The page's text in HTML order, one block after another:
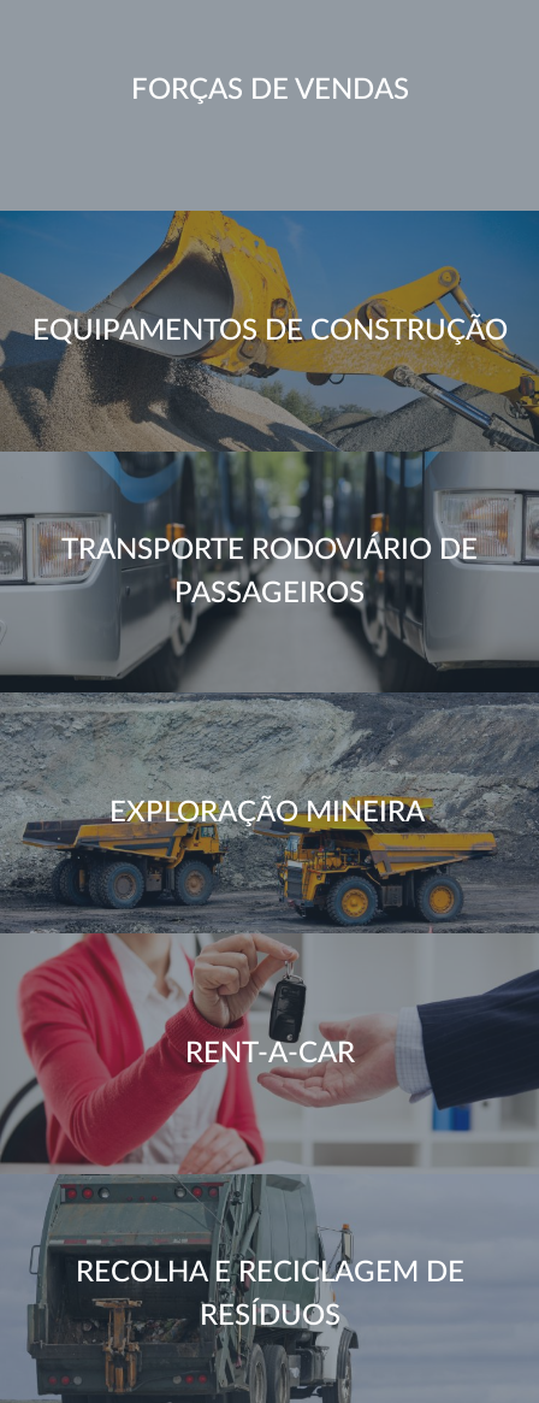
FORÇAS DE VENDAS
EQUIPAMENTOS DE CONSTRUÇÃO
TRANSPORTE RODOVIÁRIO DE
PASSAGEIROS
EXPLORAÇÃO MINEIRA
RENT-A-CAR
RECOLHA E RECICLAGEM DE
RESÍDUOS